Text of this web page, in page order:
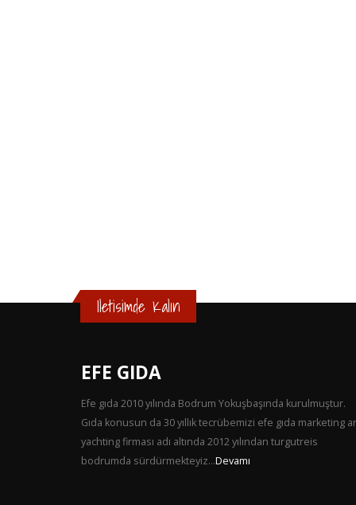
Iletisimde Kalın
EFE GIDA
Efe gıda 2010 yılında Bodrum Yokuşbaşında kurulmuştur.
Gıda konusun da 30 yıllık tecrübemizi efe gıda marketing
yachting firması adı altında 2012 yılından turgutreis
bodrumda sürdürmekteyiz...Devamı